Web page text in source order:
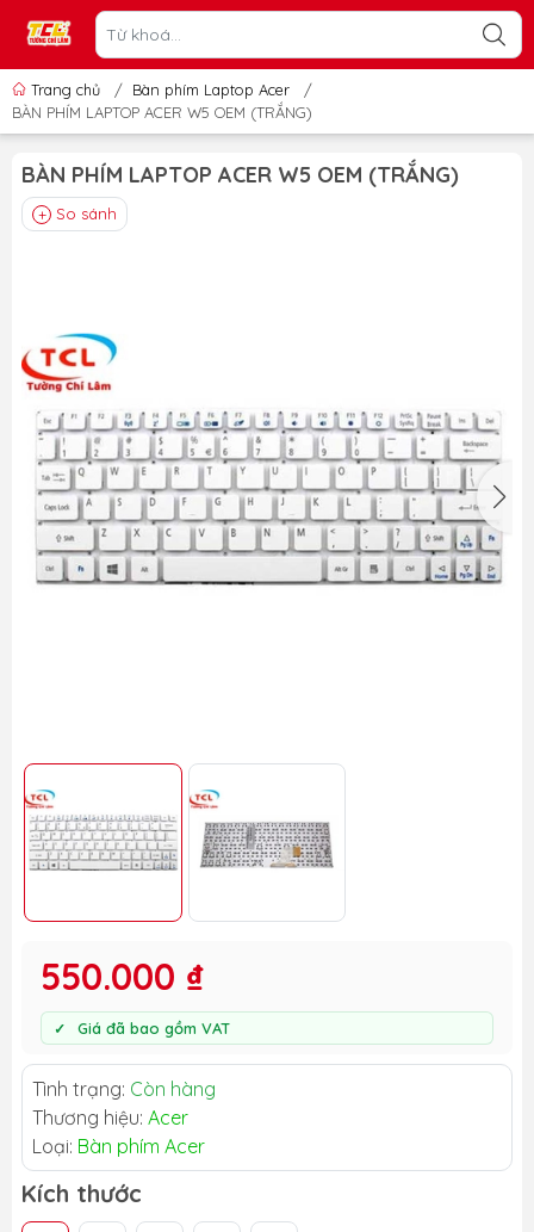
Trang chủ / Bàn phím Laptop Acer
/
BÀN PHÍM LAPTOP ACER W5 OEM (TRẮNG)
BÀN PHÍM LAPTOP ACER W5 OEM (TRẮNG)
So sánh
550.000 ₫
Giá đã bao gồm VAT
Tình trạng: Còn hàng
Thương hiệu: Acer
Loại: Bàn phím Acer
Kích thước